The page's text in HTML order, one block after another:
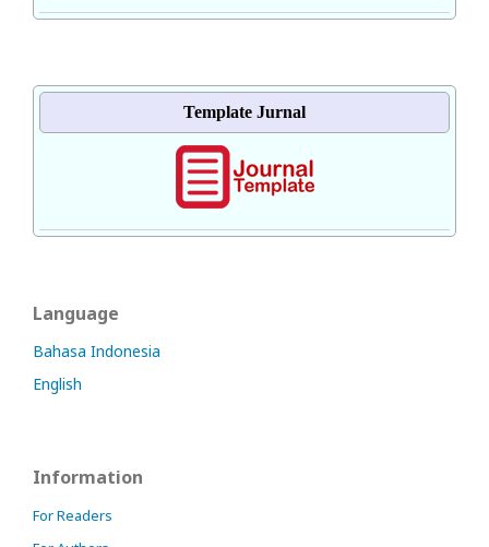
Template Jurnal
Language
Bahasa Indonesia
English
Information
For Readers